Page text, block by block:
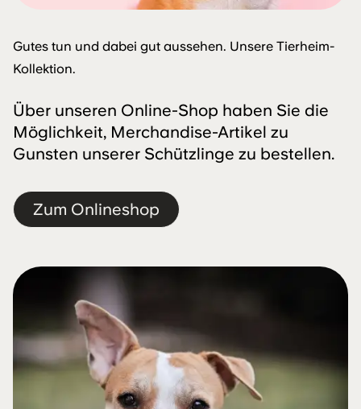
Gutes tun und dabei gut aussehen. Unsere Tierheim-
Kollektion.
Über unseren Online-Shop haben Sie die
Möglichkeit, Merchandise-Artikel zu
Gunsten unserer Schützlinge zu bestellen.
Zum Onlineshop